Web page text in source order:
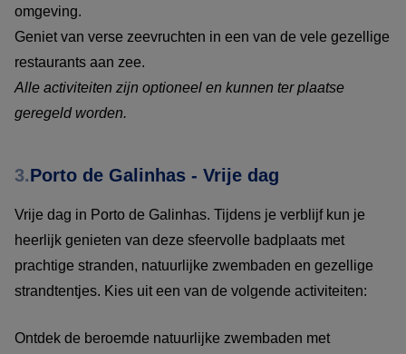
omgeving.
Geniet van verse zeevruchten in een van de vele gezellige
restaurants aan zee.
Alle activiteiten zijn optioneel en kunnen ter plaatse
geregeld worden.
3.Porto de Galinhas - Vrije dag
Vrije dag in Porto de Galinhas. Tijdens je verblijf kun je
heerlijk genieten van deze sfeervolle badplaats met
prachtige stranden, natuurlijke zwembaden en gezellige
strandtentjes. Kies uit een van de volgende activiteiten:
Ontdek de beroemde natuurlijke zwembaden met